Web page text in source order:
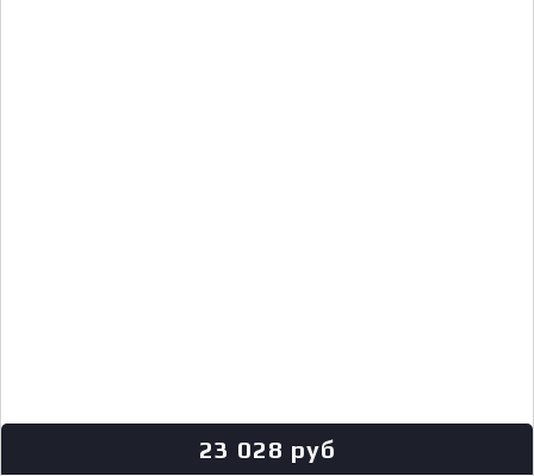
23 028 руб